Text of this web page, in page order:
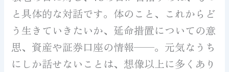
と具体的な対話です。体のこと、これからど
う生きていきたいか、延命措置についての意
思、資産や証券口座の情報——。元気なうち
にしか話せないことは、想像以上に多くあり